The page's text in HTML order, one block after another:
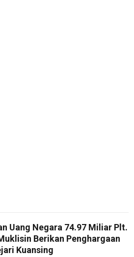
Uang Negara 74.97 Miliar Plt.
Berikan Penghargaan
Kuansing